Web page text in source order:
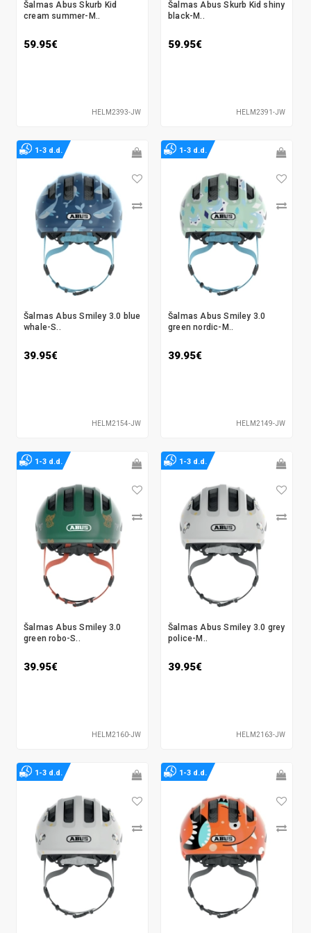
Šalmas Abus Skurb Kid
cream summer-M..
59.95€
HELM2393-JW
Šalmas Abus Skurb Kid shiny
black-M..
59.95€
HELM2391-JW
Šalmas Abus Smiley 3.0 blue
whale-S..
39.95€
HELM2154-JW
1-3 d.d.
Šalmas Abus Smiley 3.0
green nordic-M..
39.95€
HELM2149-JW
1-3 d.d.
Šalmas Abus Smiley 3.0
green robo-S..
39.95€
HELM2160-JW
1-3 d.d.
Šalmas Abus Smiley 3.0 grey
police-M..
39.95€
HELM2163-JW
1-3 d.d.
1-3 d.d. 1-3 d.d.